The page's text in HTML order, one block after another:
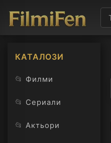
КАТАЛОЗИ
📂 Филми
📂 Сериали
📂 Актьори